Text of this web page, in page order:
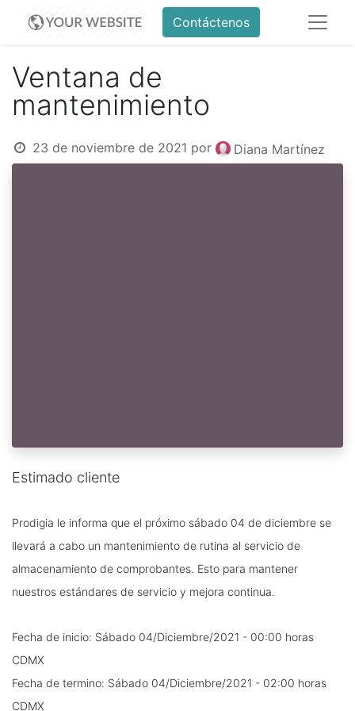
Contáctenos
Ventana de
mantenimiento
23 de noviembre de 2021 por Diana Martínez
Estimado cliente
Prodigia le informa que el próximo sábado 04 de diciembre se
llevará a cabo un mantenimiento de rutina al servicio de
almacenamiento de comprobantes. Esto para mantener
nuestros estándares de servicio y mejora continua.
Fecha de inicio: Sábado 04/Diciembre/2021 - 00:00 horas
CDMX
Fecha de termino: Sábado 04/Diciembre/2021 - 02:00 horas
CDMX